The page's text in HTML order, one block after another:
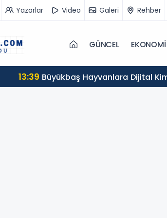
Yazarlar Video Galeri Rehber
GÜNCEL EKONOMİ
13:39 Büyükbaş Hayvanlara Dijital